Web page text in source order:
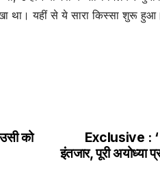
था। यहीं से ये सारा किस्सा शुरू हुआ।
Exclusive : ‘
इंतजार, पूरी अयोध्या
को